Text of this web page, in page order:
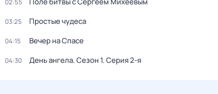
02:55
03:25 Простые чудеса
04:15 Вечер на Спасе
04:30 День ангела. Сезон 1. Серия 2-я